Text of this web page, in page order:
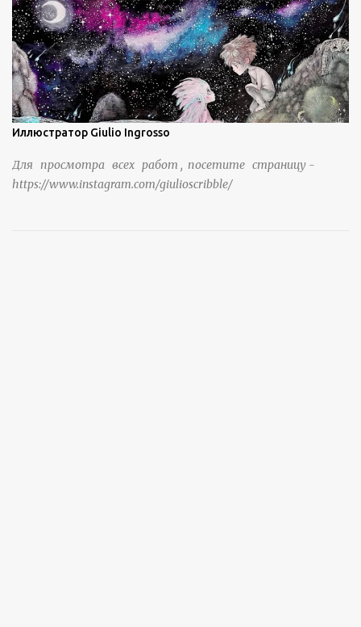
тысячи лет. источник
https://www.sohu.com/a/951672917_121984853
Иллюстратор Giulio Ingrosso
Для просмотра всех работ , посетите страницу -
https://www.instagram.com/giulioscribble/